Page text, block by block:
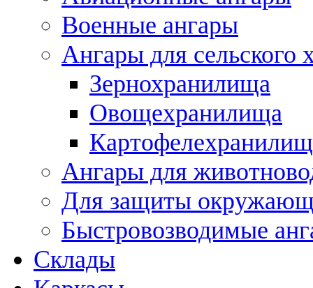
Военные ангары
Ангары для сельского
Зернохранилища
Овощехранилища
Ангары для
Для защиты
Быстровозводимые
Склады